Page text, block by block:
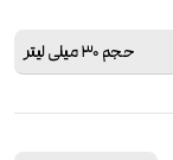
حجم 30 میلی لیتر